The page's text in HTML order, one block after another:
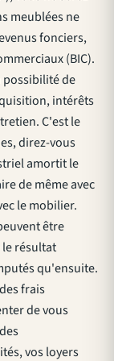
meublées ne
fonciers,
(BIC).
possibilité de
intérêts
C'est le
direz-vous
amortit le
de même avec
le mobilier.
être
résultat
qu'ensuite.
frais
de vous
vos loyers